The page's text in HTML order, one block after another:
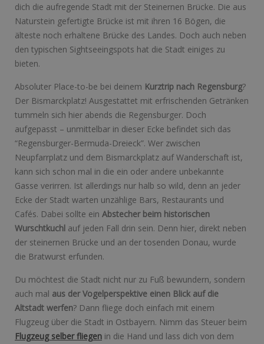
dich die aufregende Stadt mit der Steinernen Brücke. Die aus
Naturstein gefertigte Brücke ist mit ihren 16 Bögen, die
älteste noch erhaltene Brücke des Landes. Doch auch neben
den typischen Sightseeingspots hat die Stadt einiges zu
bieten.
Absoluter Place-to-be bei deinem Kurztrip nach Regensburg?
Der Bismarckplatz! Ausgestattet mit erfrischenden Getränken
tummeln sich hier abends die Regensburger. Doch
aufgepasst – unmittelbar in dieser Ecke befindet sich das
“Regensburger-Bermuda-Dreieck”. Wer zwischen
Neupfarrplatz und dem Bismarckplatz auf Wanderschaft ist,
kann sich schon mal in die ein oder andere unbekannte
Gasse verirren. Ist allerdings nur halb so wild, denn an jeder
Ecke der Stadt warten unzählige Bars, Restaurants und
Cafés. Dabei sollte ein Abstecher beim historischen
Wurschtkuchl auf jeden Fall drin sein. Denn hier, direkt neben
der steinernen Brücke und an der tosenden Donau, wurde
die Bratwurst erfunden.
Du möchtest die Stadt nicht nur zu Fuß bewundern, sondern
auch mal aus der Vogelperspektive einen Blick auf die
Altstadt werfen? Dann fliege doch einfach mit einem
Flugzeug über die Stadt in Ostbayern. Nimm das Steuer beim
Flugzeug selber fliegen in die Hand und lass dich von dem